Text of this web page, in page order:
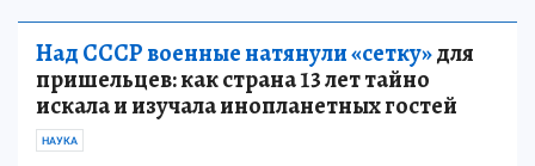
Над СССР военные натянули «сетку»для
пришельцев: как страна 13 лет тайно
искала и изучала инопланетных гостей
НАУКА